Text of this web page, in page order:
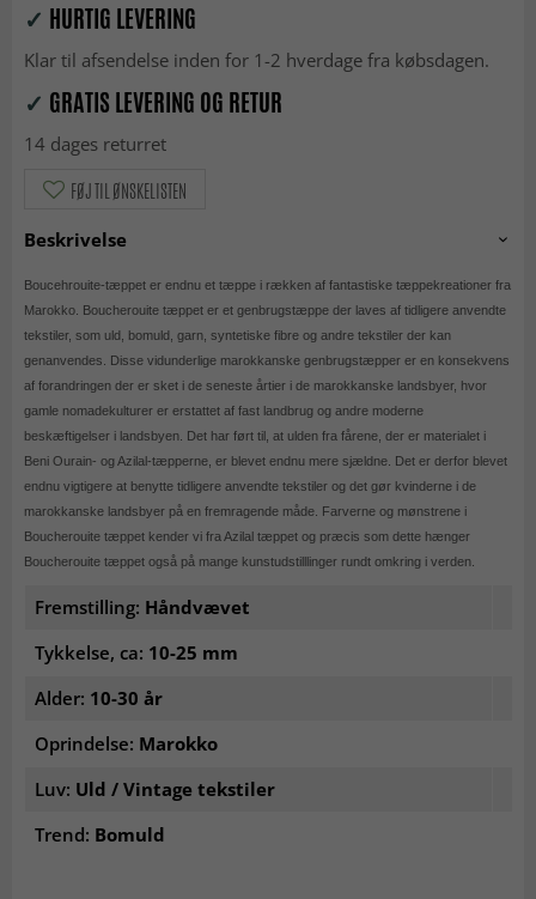
✓ HURTIG LEVERING
Klar til afsendelse inden for 1-2 hverdage fra købsdagen.
✓ GRATIS LEVERING OG RETUR
14 dages returret
FØJ TIL ØNSKELISTEN
Beskrivelse
Boucehrouite-tæppet er endnu et tæppe i rækken af fantastiske tæppekreationer fra
Marokko. Boucherouite tæppet er et genbrugstæppe der laves af tidligere anvendte
tekstiler, som uld, bomuld, garn, syntetiske fibre og andre tekstiler der kan
genanvendes. Disse vidunderlige marokkanske genbrugstæpper er en konsekvens
af forandringen der er sket i de seneste årtier i de marokkanske landsbyer, hvor
gamle nomadekulturer er erstattet af fast landbrug og andre moderne
beskæftigelser i landsbyen. Det har ført til, at ulden fra fårene, der er materialet i
Beni Ourain- og Azilal-tæpperne, er blevet endnu mere sjældne. Det er derfor blevet
endnu vigtigere at benytte tidligere anvendte tekstiler og det gør kvinderne i de
marokkanske landsbyer på en fremragende måde. Farverne og mønstrene i
Boucherouite tæppet kender vi fra Azilal tæppet og præcis som dette hænger
Boucherouite tæppet også på mange kunstudstilllinger rundt omkring i verden.
Fremstilling: Håndvævet
Tykkelse, ca: 10-25 mm
Alder: 10-30 år
Oprindelse: Marokko
Luv: Uld / Vintage tekstiler
Trend: Bomuld